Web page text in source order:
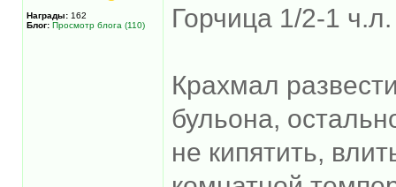
Награды: 162
Блог: Просмотр блога (110)
Горчица 1/2-1 ч.л.
Крахмал
бульона,
не кипятить,